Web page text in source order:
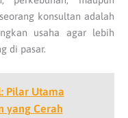
konsultan adalah
usaha agar lebih
di pasar.
Pilar Utama
yang Cerah